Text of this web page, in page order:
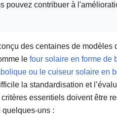
pouvez contribuer à
des centaines de modèles
le four solaire en forme de
ou le cuiseur solaire en
la standardisation et
essentiels doivent être
quelques-uns :